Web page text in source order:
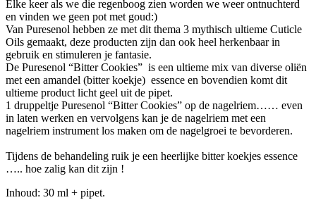
Elke keer als we die regenboog zien worden we weer ontnuchterd
en vinden we geen pot met goud:)
Van Puresenol hebben ze met dit thema 3 mythisch ultieme Cuticle
Oils gemaakt, deze producten zijn dan ook heel herkenbaar in
gebruik en stimuleren je fantasie.
De Puresenol “Bitter Cookies” is een ultieme mix van diverse oliën
met een amandel (bitter koekje) essence en bovendien komt dit
ultieme product licht geel uit de pipet.
1 druppeltje Puresenol “Bitter Cookies” op de nagelriem…… even
in laten werken en vervolgens kan je de nagelriem met een
nagelriem instrument los maken om de nagelgroei te bevorderen.
Tijdens de behandeling ruik je een heerlijke bitter koekjes essence
….. hoe zalig kan dit zijn !
Inhoud: 30 ml + pipet.